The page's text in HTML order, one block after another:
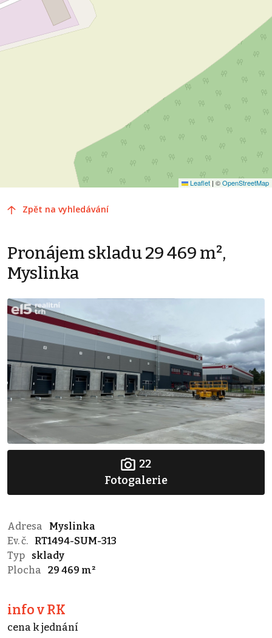
Leaflet | ©OpenStreetMap
Zpět na vyhledávání
Pronájem skladu 29 469 m²,
Myslinka
22
Fotogalerie
Adresa
Myslinka
Ev. č.
RT1494-SUM-313
Typ
sklady
Plocha
29 469 m²
info v RK
cena k jednání